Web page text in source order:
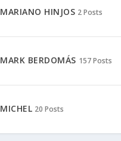
MARIANO HINJOS 2 Posts
MARK BERDOMÁS 157 Posts
MICHEL 20 Posts